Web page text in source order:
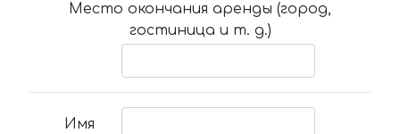
Место окончания аренды (город,
гостиница и т. д.)
Имя